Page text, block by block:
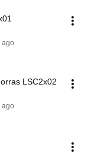
ago
LSC2x02
ago